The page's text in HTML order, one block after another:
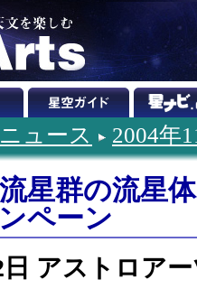
ュース 2004年
星群の流星
ペーン
日 アストロア